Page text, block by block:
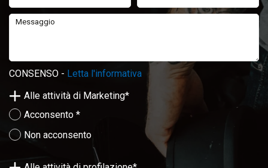
Seleziona la fascia oraria di preferenza
Nessuna preferenza
CONSENSO - Letta l'informativa
Alle attività di Marketing*
Acconsento *
Non acconsento